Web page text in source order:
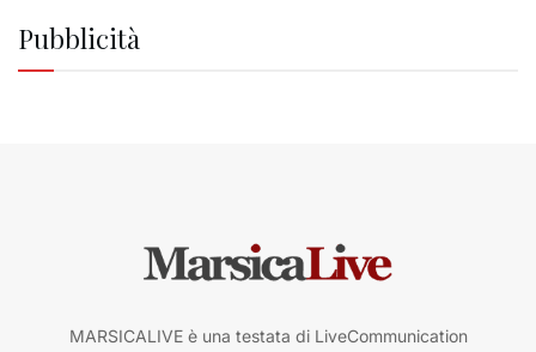
Pubblicità
MARSICALIVE è una testata di LiveCommunication